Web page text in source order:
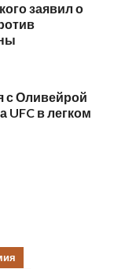
заявил о
с Оливейрой
UFC в легком